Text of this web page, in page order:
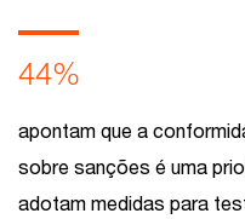
44%
apontam que a
sobre sanções é uma
adotam medidas para